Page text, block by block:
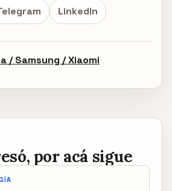
LinkedIn
/ Samsung / Xiaomi
por acá sigue